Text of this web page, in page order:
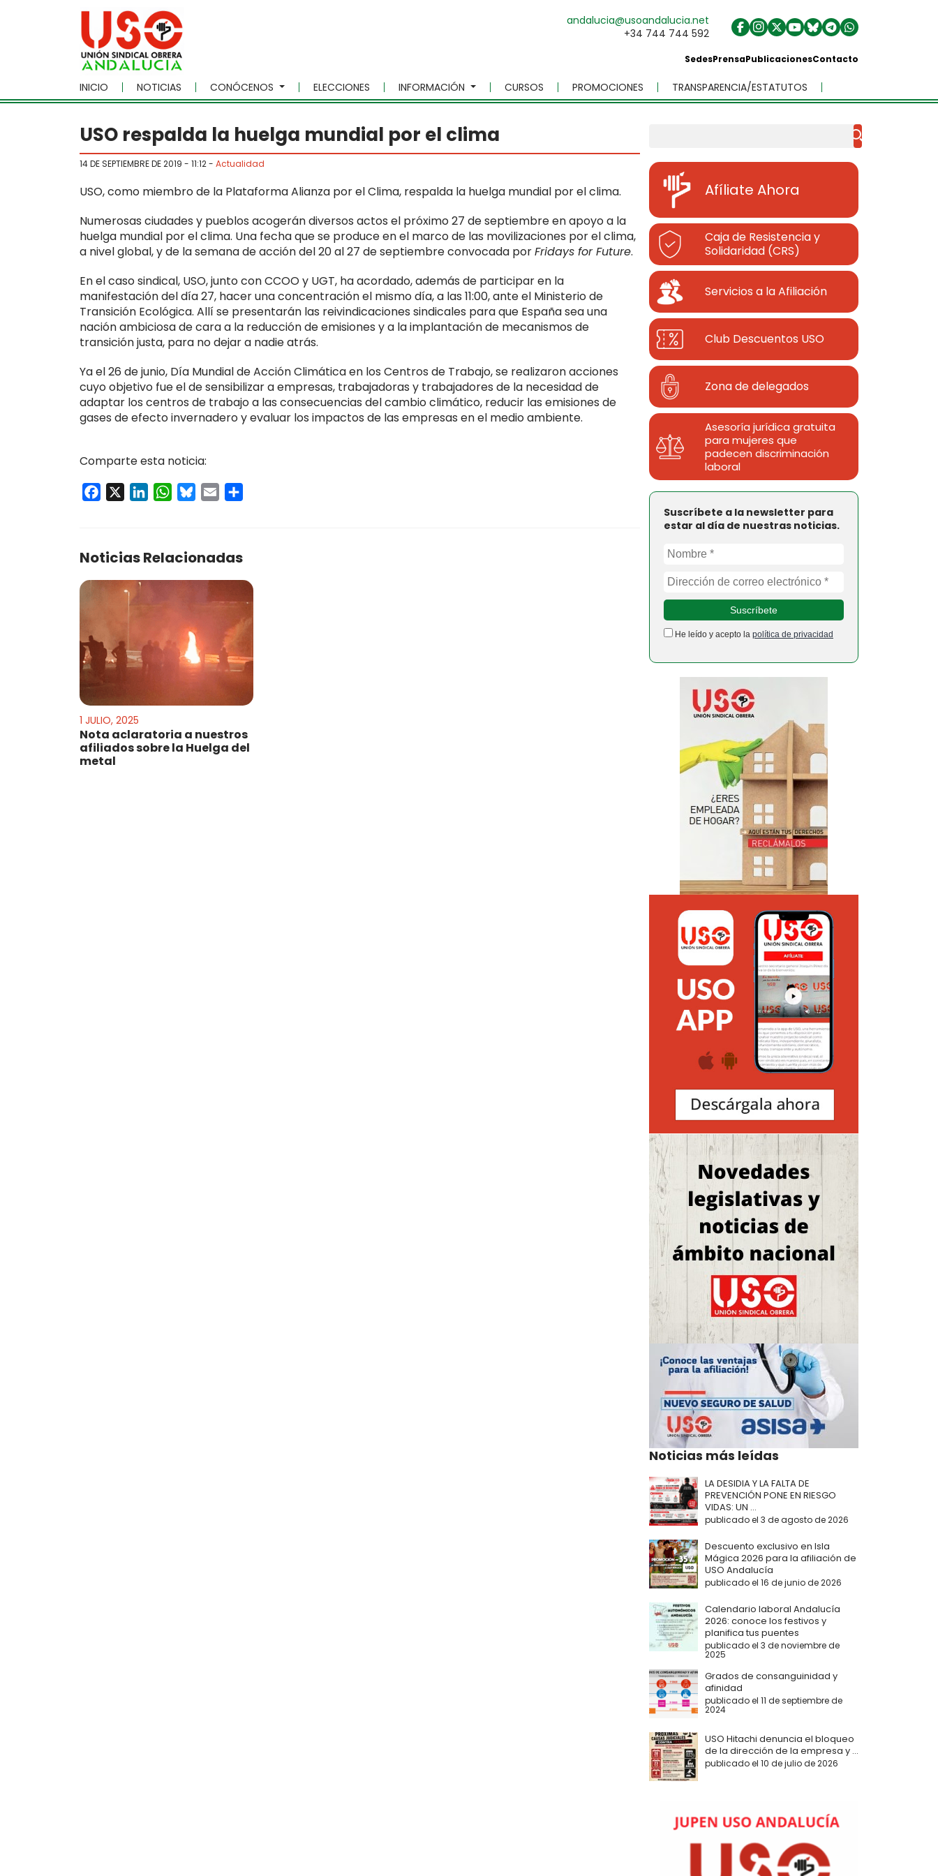
Skip to main content
andalucia@usoandalucia.net
+34 744 744 592
SedesPrensaPublicacionesContacto
INICIO NOTICIAS CONÓCENOS ELECCIONES INFORMACIÓN CURSOS PROMOCIONES TRANSPARENCIA/ESTATUTOS
USO respalda la huelga mundial por el clima
14 DE SEPTIEMBRE DE 2019 - 11:12- Actualidad
USO, como miembro de la Plataforma Alianza por el Clima, respalda la huelga mundial por el clima.
Numerosas ciudades y pueblos acogerán diversos actos el próximo 27 de septiembre en apoyo a la
huelga mundial por el clima. Una fecha que se produce en el marco de las movilizaciones por el clima,
a nivel global, y de la semana de acción del 20 al 27 de septiembre convocada porFridays for Future.
En el caso sindical, USO, junto con CCOO y UGT, ha acordado, además de participar en la
manifestación del día 27, hacer una concentración el mismo día, a las 11:00, ante el Ministerio de
Transición Ecológica. Allí se presentarán las reivindicaciones sindicales para que España sea una
nación ambiciosa de cara a la reducción de emisiones y a la implantación de mecanismos de
transición justa, para no dejar a nadie atrás.
Ya el 26 de junio, Día Mundial de Acción Climática en los Centros de Trabajo, se realizaron acciones
cuyo objetivo fue el de sensibilizar a empresas, trabajadoras y trabajadores de la necesidad de
adaptar los centros de trabajo a las consecuencias del cambio climático, reducir las emisiones de
gases de efecto invernadero y evaluar los impactos de las empresas en el medio ambiente.
Comparte esta noticia:
Facebook LinkedInWhatsApp
Bluesky
Email
Noticias Relacionadas
1 JULIO, 2025
Nota aclaratoria a nuestros
afiliados sobre la Huelga del
metal
Afíliate Ahora
Caja de Resistencia y
Solidaridad (CRS)
Servicios a la Afiliación
Club Descuentos USO
Zona de delegados
Asesoría jurídica gratuita
para mujeres que
padecen discriminación
laboral
Suscríbete a la newsletter para
estar al día de nuestras noticias.
He leído y acepto la política de privacidad
Noticias más leídas
LA DESIDIA Y LA FALTA DE
PREVENCIÓN PONE EN RIESGO
VIDAS: UN ...
publicado el 3 de agosto de 2026
Descuento exclusivo en Isla
Mágica 2026 para la afiliación de
USO Andalucía
publicado el 16 de junio de 2026
Calendario laboral Andalucía
2026: conoce los festivos y
planifica tus puentes
publicado el 3 de noviembre de
2025
Grados de consanguinidad y
afinidad
publicado el 11 de septiembre de
2024
USO Hitachi denuncia el bloqueo
de la dirección de la empresa y ...
publicado el 10 de julio de 2026